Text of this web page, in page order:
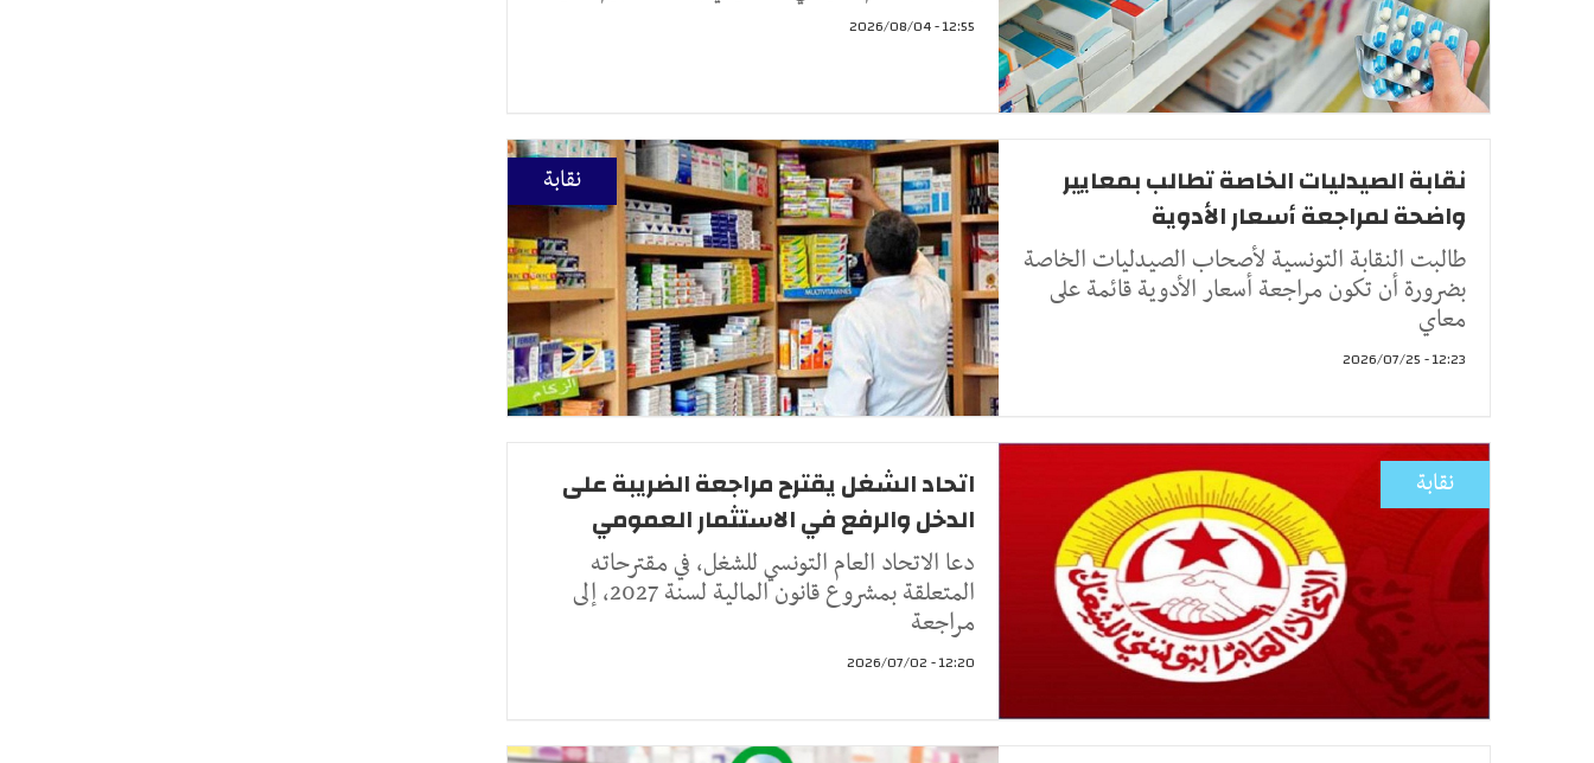
12:55 - 2026/08/04
نقابة
نقابة الصيدليات الخاصة تطالب بمعايير
واضحة لمراجعة أسعار الأدوية
طالبت النقابة التونسية لأصحاب الصيدليات الخاصة
بضرورة أن تكون مراجعة أسعار الأدوية قائمة على
معاي
12:23 - 2026/07/25
نقابة
اتحاد الشغل يقترح مراجعة الضريبة على
الدخل والرفع في الاستثمار العمومي
دعا الاتحاد العام التونسي للشغل، في مقترحاته
المتعلقة بمشروع قانون المالية لسنة 2027، إلى
مراجعة
12:20 - 2026/07/02